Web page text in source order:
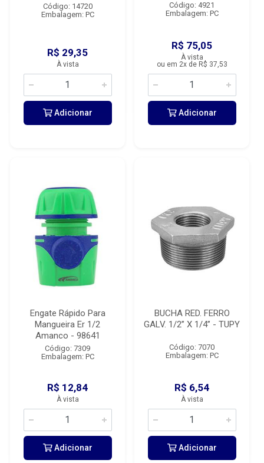
Código: 14720
Embalagem: PC
R$ 29,35
À vista
Adicionar
Código: 4921
Embalagem: PC
R$ 75,05
À vista
ou em 2x de R$ 37,53
Adicionar
Engate Rápido Para
Mangueira Er 1/2
Amanco - 98641
Código: 7309
Embalagem: PC
R$ 12,84
À vista
Adicionar
BUCHA RED. FERRO
GALV. 1/2” X 1/4” - TUPY
Código: 7070
Embalagem: PC
R$ 6,54
À vista
Adicionar